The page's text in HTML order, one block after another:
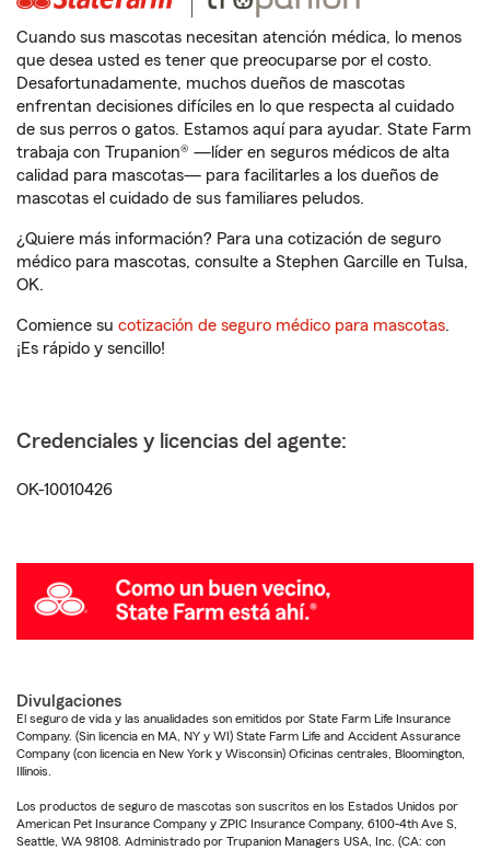
Cuando sus mascotas necesitan atención médica, lo menos
que desea usted es tener que preocuparse por el costo.
Desafortunadamente, muchos dueños de mascotas
enfrentan decisiones difíciles en lo que respecta al cuidado
de sus perros o gatos. Estamos aquí para ayudar. State Farm
trabaja con Trupanion® —líder en seguros médicos de alta
calidad para mascotas— para facilitarles a los dueños de
mascotas el cuidado de sus familiares peludos.
¿Quiere más información? Para una cotización de seguro
médico para mascotas, consulte a Stephen Garcille en Tulsa,
OK.
Comience su cotización de seguro médico para mascotas.
¡Es rápido y sencillo!
Credenciales y licencias del agente:
OK-10010426
Divulgaciones
El seguro de vida y las anualidades son emitidos por State Farm Life Insurance
Company. (Sin licencia en MA, NY y WI) State Farm Life and Accident Assurance
Company (con licencia en New York y Wisconsin) Oficinas centrales, Bloomington,
Illinois.
Los productos de seguro de mascotas son suscritos en los Estados Unidos por
American Pet Insurance Company y ZPIC Insurance Company, 6100-4th Ave S,
Seattle, WA 98108. Administrado por Trupanion Managers USA, Inc. (CA: con